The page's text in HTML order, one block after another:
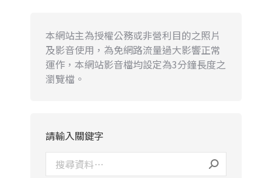
本網站主為授權公務或非營利目的之照片
及影音使用，為免網路流量過大影響正常
運作，本網站影音檔均設定為3分鐘長度之
瀏覽檔。
請輸入關鍵字